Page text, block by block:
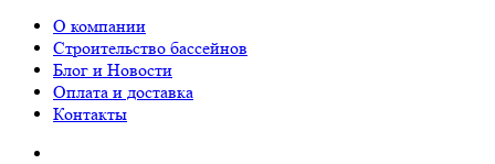
О компании
Строительство бассейнов
Блог и Новости
Оплата и доставка
Контакты